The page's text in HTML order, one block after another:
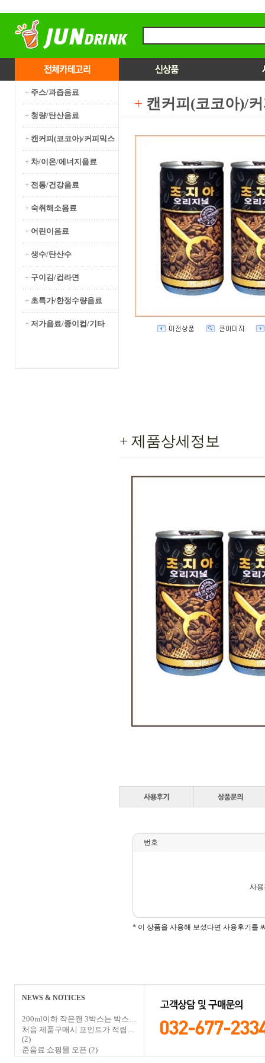
+ 주스/과즙음료
+ 청량/탄산음료
+ 캔커피(코코아)/커피믹스
+ 차/이온/에너지음료
+ 전통/건강음료
+ 숙취해소음료
+ 어린이음료
+ 생수/탄산수
+ 구이김/컵라면
+ 초특가/한정수량음료
+ 저가음료/종이컵/기타
+ 캔커피(코코아)/
+ 제품상세정보
번호
사
* 이 상품을 사용해 보셨다면 사용후기를
NEWS & NOTICES
200ml이하 작은캔 3박스는 박스…
처음 제품구매시 포인트가 적립…
(2)
준음료 쇼핑몰 오픈 (2)